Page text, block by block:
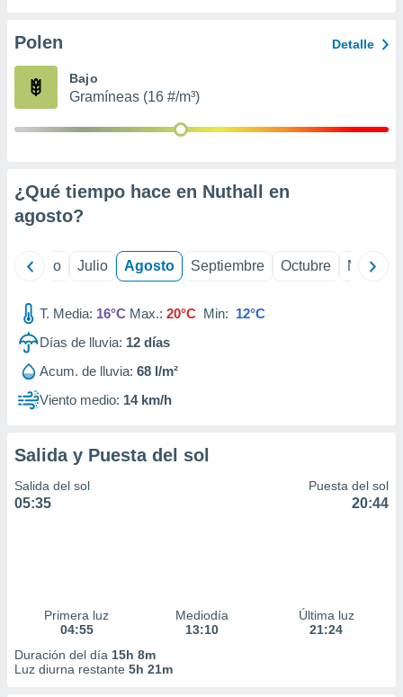
e
mediante
de
1199
Polen Detalle
Bajo
Gramíneas (16 #/m³)
¿Qué tiempo hace en Nuthall en
agosto?
Junio Julio Agosto Septiembre Octubre
T. Media: 16°C Max.: 20°C Min: 12°C
Días de lluvia: 12 días
Acum. de lluvia: 68 l/m²
Viento medio: 14 km/h
Salida y Puesta del sol
Salida del sol
05:35
Puesta del sol
20:44
Primera luz
04:55
Mediodía
13:10
Última luz
21:24
Duración del día 15h 8m
Luz diurna restante 5h 21m